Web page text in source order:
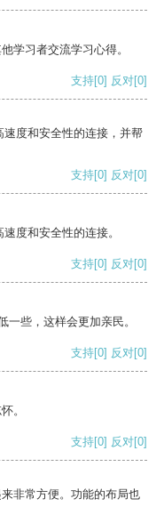
学习者交流学习心得。
支持[0] 反对[0]
度和安全性的连接，并帮
支持[0] 反对[0]
度和安全性的连接。
支持[0] 反对[0]
些，这样会更加亲民。
支持[0] 反对[0]
。
支持[0] 反对[0]
非常方便。功能的布局也